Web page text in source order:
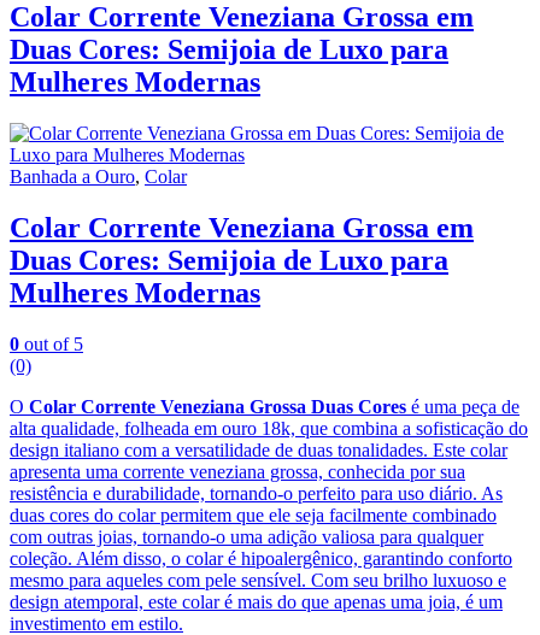
Colar Corrente Veneziana Grossa em
Duas Cores: Semijoia de Luxo para
Mulheres Modernas
Banhada a Ouro, Colar
Colar Corrente Veneziana Grossa em
Duas Cores: Semijoia de Luxo para
Mulheres Modernas
0 out of 5
(0)
O Colar Corrente Veneziana Grossa Duas Cores é uma peça de
alta qualidade, folheada em ouro 18k, que combina a sofisticação do
design italiano com a versatilidade de duas tonalidades. Este colar
apresenta uma corrente veneziana grossa, conhecida por sua
resistência e durabilidade, tornando-o perfeito para uso diário. As
duas cores do colar permitem que ele seja facilmente combinado
com outras joias, tornando-o uma adição valiosa para qualquer
coleção. Além disso, o colar é hipoalergênico, garantindo conforto
mesmo para aqueles com pele sensível. Com seu brilho luxuoso e
design atemporal, este colar é mais do que apenas uma joia, é um
investimento em estilo.